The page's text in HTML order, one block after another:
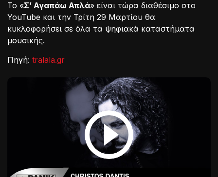
Το «Σ’ Αγαπάω Απλά» είναι τώρα διαθέσιμο στο
YouTube και την Τρίτη 29 Μαρτίου θα
κυκλοφορήσει σε όλα τα ψηφιακά καταστήματα
μουσικής.
Πηγή: tralala.gr